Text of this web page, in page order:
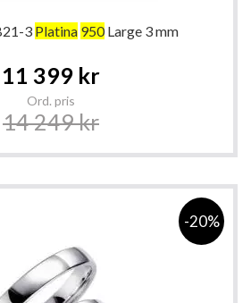
3 Platina 950Large 3 mm
11 399 kr
Ord. pris
14 249 kr
-20%